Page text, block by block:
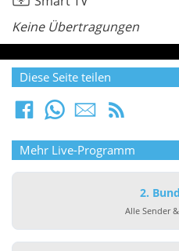
Keine Übertragungen
Diese Seite teilen
Mehr Live-Programm
2.
Alle Sender